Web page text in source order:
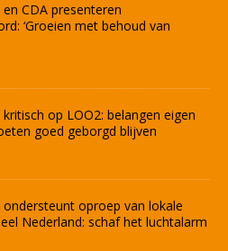
CDA presenteren
‘Groeien met behoud van
op LOO2: belangen eigen
goed geborgd blijven
ondersteunt oproep van lokale
Nederland: schaf het luchtalarm